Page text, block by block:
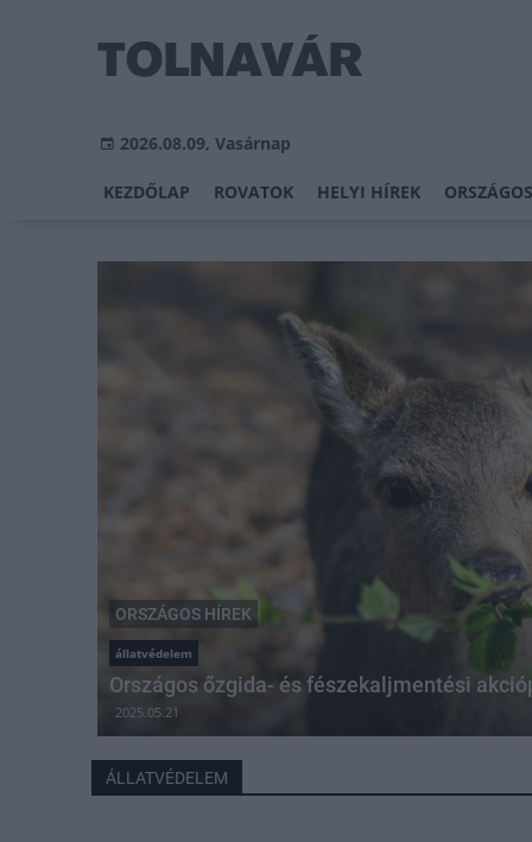
2026.08.09, Vasárnap
KEZDŐLAP ROVATOK HELYI HÍREK
ORSZÁGOS HÍREK
állatvédelem
Országos őzgida- és fészekaljmentési
2025.05.21
ÁLLATVÉDELEM